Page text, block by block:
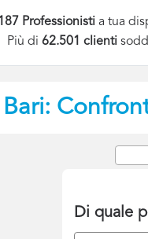
Professionisti a tua
Più di62.501 clienti
Bari:
Di quale